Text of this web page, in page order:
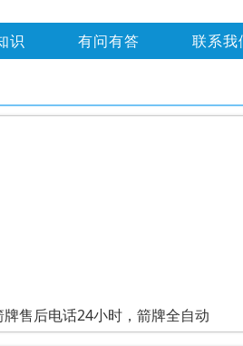
识 有问有答 联系我
牌售后电话24小时，箭牌全自动